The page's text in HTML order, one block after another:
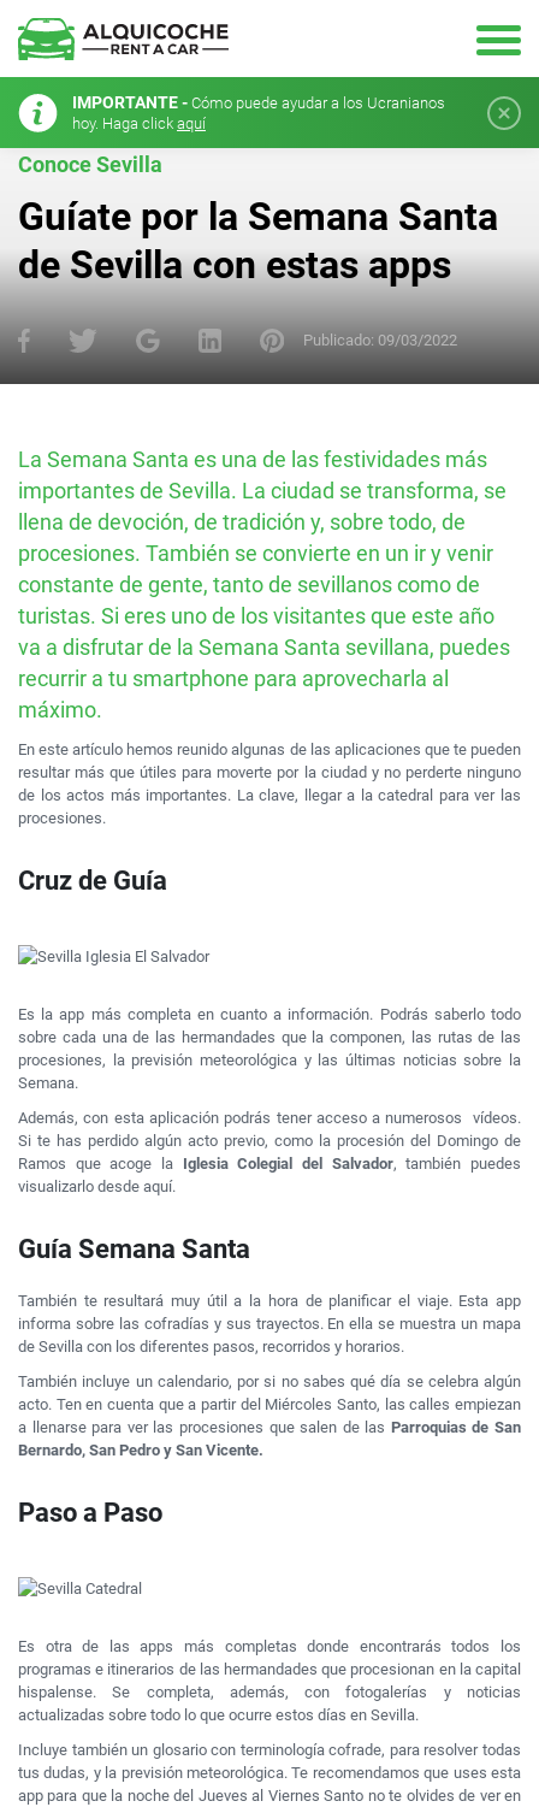
IMPORTANTE - Cómo puede ayudar a los Ucranianos
hoy. Haga click aquí
Conoce Sevilla
Guíate por la Semana Santa
de Sevilla con estas apps
Publicado: 09/03/2022
La Semana Santa es una de las festividades más
importantes de Sevilla. La ciudad se transforma, se
llena de devoción, de tradición y, sobre todo, de
procesiones. También se convierte en un ir y venir
constante de gente, tanto de sevillanos como de
turistas. Si eres uno de los visitantes que este año
va a disfrutar de la Semana Santa sevillana, puedes
recurrir a tu smartphone para aprovecharla al
máximo.
En este artículo hemos reunido algunas de las aplicaciones que te pueden
resultar más que útiles para moverte por la ciudad y no perderte ninguno
de los actos más importantes. La clave, llegar a la catedral para ver las
procesiones.
Cruz de Guía
Es la app más completa en cuanto a información. Podrás saberlo todo
sobre cada una de las hermandades que la componen, las rutas de las
procesiones, la previsión meteorológica y las últimas noticias sobre la
Semana.
Además, con esta aplicación podrás tener acceso a numerosos vídeos.
Si te has perdido algún acto previo, como la procesión del Domingo de
Ramos que acoge la Iglesia Colegial del Salvador, también puedes
visualizarlo desde aquí.
Guía Semana Santa
También te resultará muy útil a la hora de planificar el viaje. Esta app
informa sobre las cofradías y sus trayectos. En ella se muestra un mapa
de Sevilla con los diferentes pasos, recorridos y horarios.
También incluye un calendario, por si no sabes qué día se celebra algún
acto. Ten en cuenta que a partir del Miércoles Santo, las calles empiezan
a llenarse para ver las procesiones que salen de las Parroquias de San
Bernardo, San Pedro y San Vicente.
Paso a Paso
Es otra de las apps más completas donde encontrarás todos los
programas e itinerarios de las hermandades que procesionan en la capital
hispalense. Se completa, además, con fotogalerías y noticias
actualizadas sobre todo lo que ocurre estos días en Sevilla.
Incluye también un glosario con terminología cofrade, para resolver todas
tus dudas, y la previsión meteorológica. Te recomendamos que uses esta
app para que la noche del Jueves al Viernes Santo no te olvides de ver en